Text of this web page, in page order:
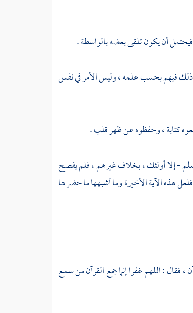
أن يكون تلقى بعضه بالواسطة .
فيهم بحسب علمه ، وليس الأمر في نفس
كتابة ، وحفظوه عن ظهر قلب .
- إلا أولئك ، بخلاف غيرهم ، فلم يفصح
هذه الآية الأخيرة وما أشبهها ما حضرها
، فقال : اللهم غفرا إنما جمع القرآن من سمع